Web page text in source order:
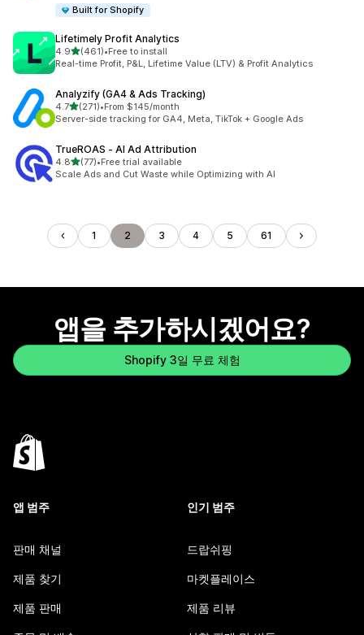
Built for Shopify
Lifetimely Profit Analytics
4.9별 5개 중
(461)
총 리뷰 461개
•Free to install
Real-time Profit, P&L, Lifetime Value (LTV) & Profit Analytics
Analyzify (GA4 & Ads Tracking)
4.7별 5개 중
(271)
총 리뷰 271개
•From $145/month
Server-side tracking for GA4, Meta, TikTok + Google Ads
TrueROAS ‑ AI Ad Attribution
4.8별 5개 중
(77)
총 리뷰 77개
•Free trial available
Scale Ads and Cut Waste while Optimizing with AI
1 2 3 4 5 61
앱을 추가하시겠어요?
Shopify 3일 무료 체험
앱 범주
판매 채널
제품 찾기
제품 판매
인기 범주
드랍쉬핑
마켓플레이스
제품 리뷰